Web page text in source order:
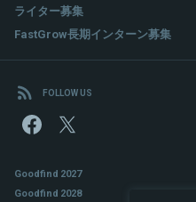
ライター募集
FastGrow長期インターン募集
FOLLOW US
Goodfind 2027
Goodfind 2028